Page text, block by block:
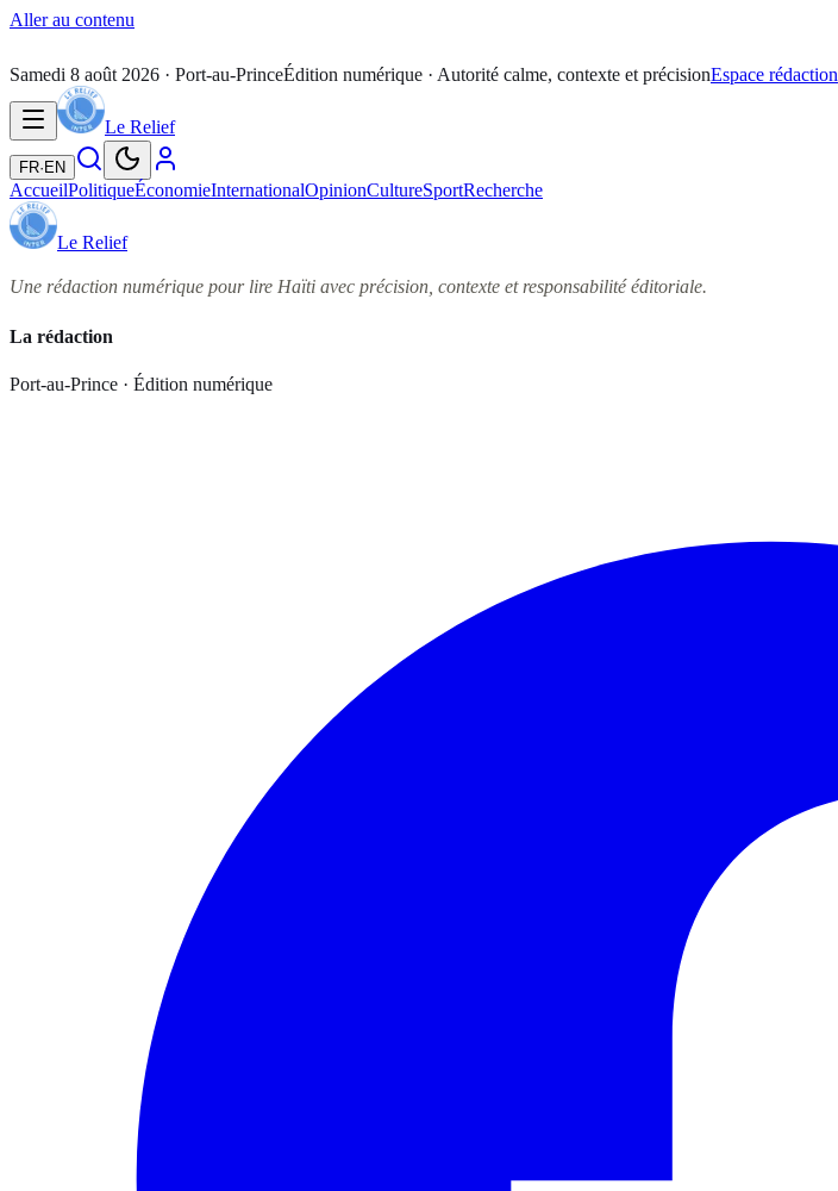
Aller au contenu
Samedi 8 août 2026 · Port-au-PrinceÉdition numérique · Autorité calme, contexte et précisionEspace rédaction
Le Relief
FR· EN
AccueilPolitiqueÉconomieInternationalOpinionCultureSportRecherche
Le Relief
Une rédaction numérique pour lire Haïti avec précision, contexte et responsabilité éditoriale.
La rédaction
Port-au-Prince · Édition numérique